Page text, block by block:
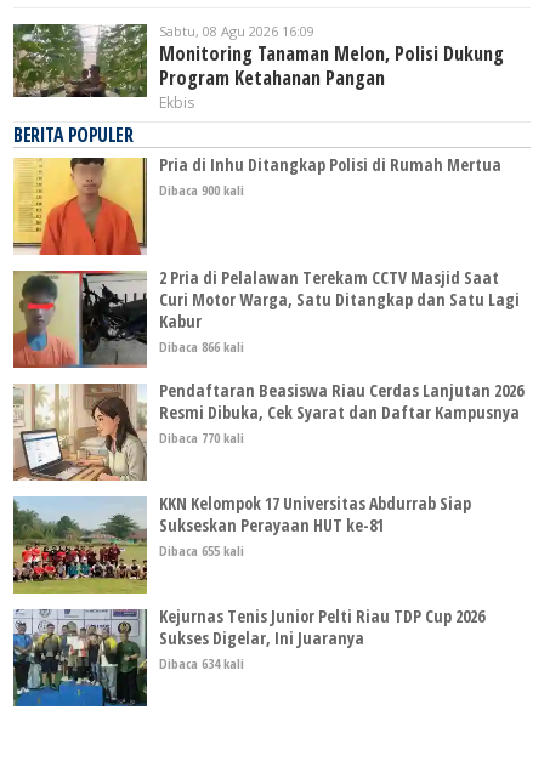
Sabtu, 08 Agu 2026 16:09
Monitoring Tanaman Melon, Polisi Dukung
Program Ketahanan Pangan
Ekbis
BERITA POPULER
Pria di Inhu Ditangkap Polisi di Rumah Mertua
Dibaca 900 kali
2 Pria di Pelalawan Terekam CCTV Masjid Saat
Curi Motor Warga, Satu Ditangkap dan Satu Lagi
Kabur
Dibaca 866 kali
Pendaftaran Beasiswa Riau Cerdas Lanjutan 2026
Resmi Dibuka, Cek Syarat dan Daftar Kampusnya
Dibaca 770 kali
KKN Kelompok 17 Universitas Abdurrab Siap
Sukseskan Perayaan HUT ke-81
Dibaca 655 kali
Kejurnas Tenis Junior Pelti Riau TDP Cup 2026
Sukses Digelar, Ini Juaranya
Dibaca 634 kali